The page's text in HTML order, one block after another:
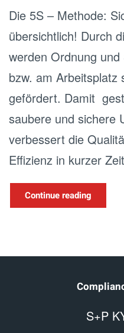
Die 5S – Methode:
übersichtlich! Durch
werden Ordnung
bzw. am Arbeitsplatz
gefördert. Damit
saubere und sichere
verbessert die
Effizienz in kurzer
Continue reading
S+P